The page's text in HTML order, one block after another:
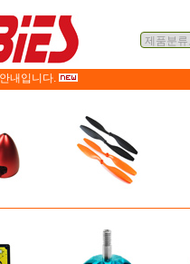
내입니다.